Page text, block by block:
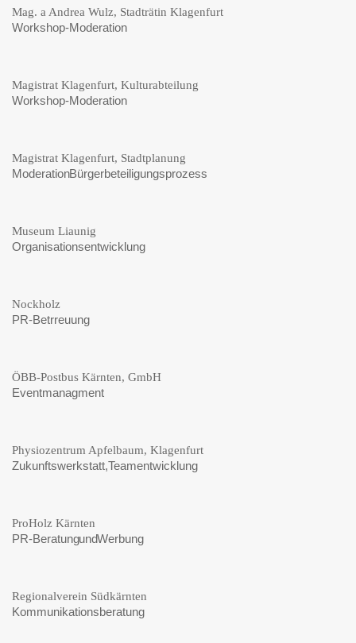
Mag. a Andrea Wulz, Stadträtin Klagenfurt
Workshop-Moderation
Magistrat Klagenfurt, Kulturabteilung
Workshop-Moderation
Magistrat Klagenfurt, Stadtplanung
Moderation Bürgerbeteiligungsprozess
Museum Liaunig
Organisationsentwicklung
Nockholz
PR-Betrreuung
ÖBB-Postbus Kärnten, GmbH
Eventmanagment
Physiozentrum Apfelbaum, Klagenfurt
Zukunftswerkstatt,Teamentwicklung
ProHolz Kärnten
PR-Beratung und Werbung
Regionalverein Südkärnten
Kommunikationsberatung